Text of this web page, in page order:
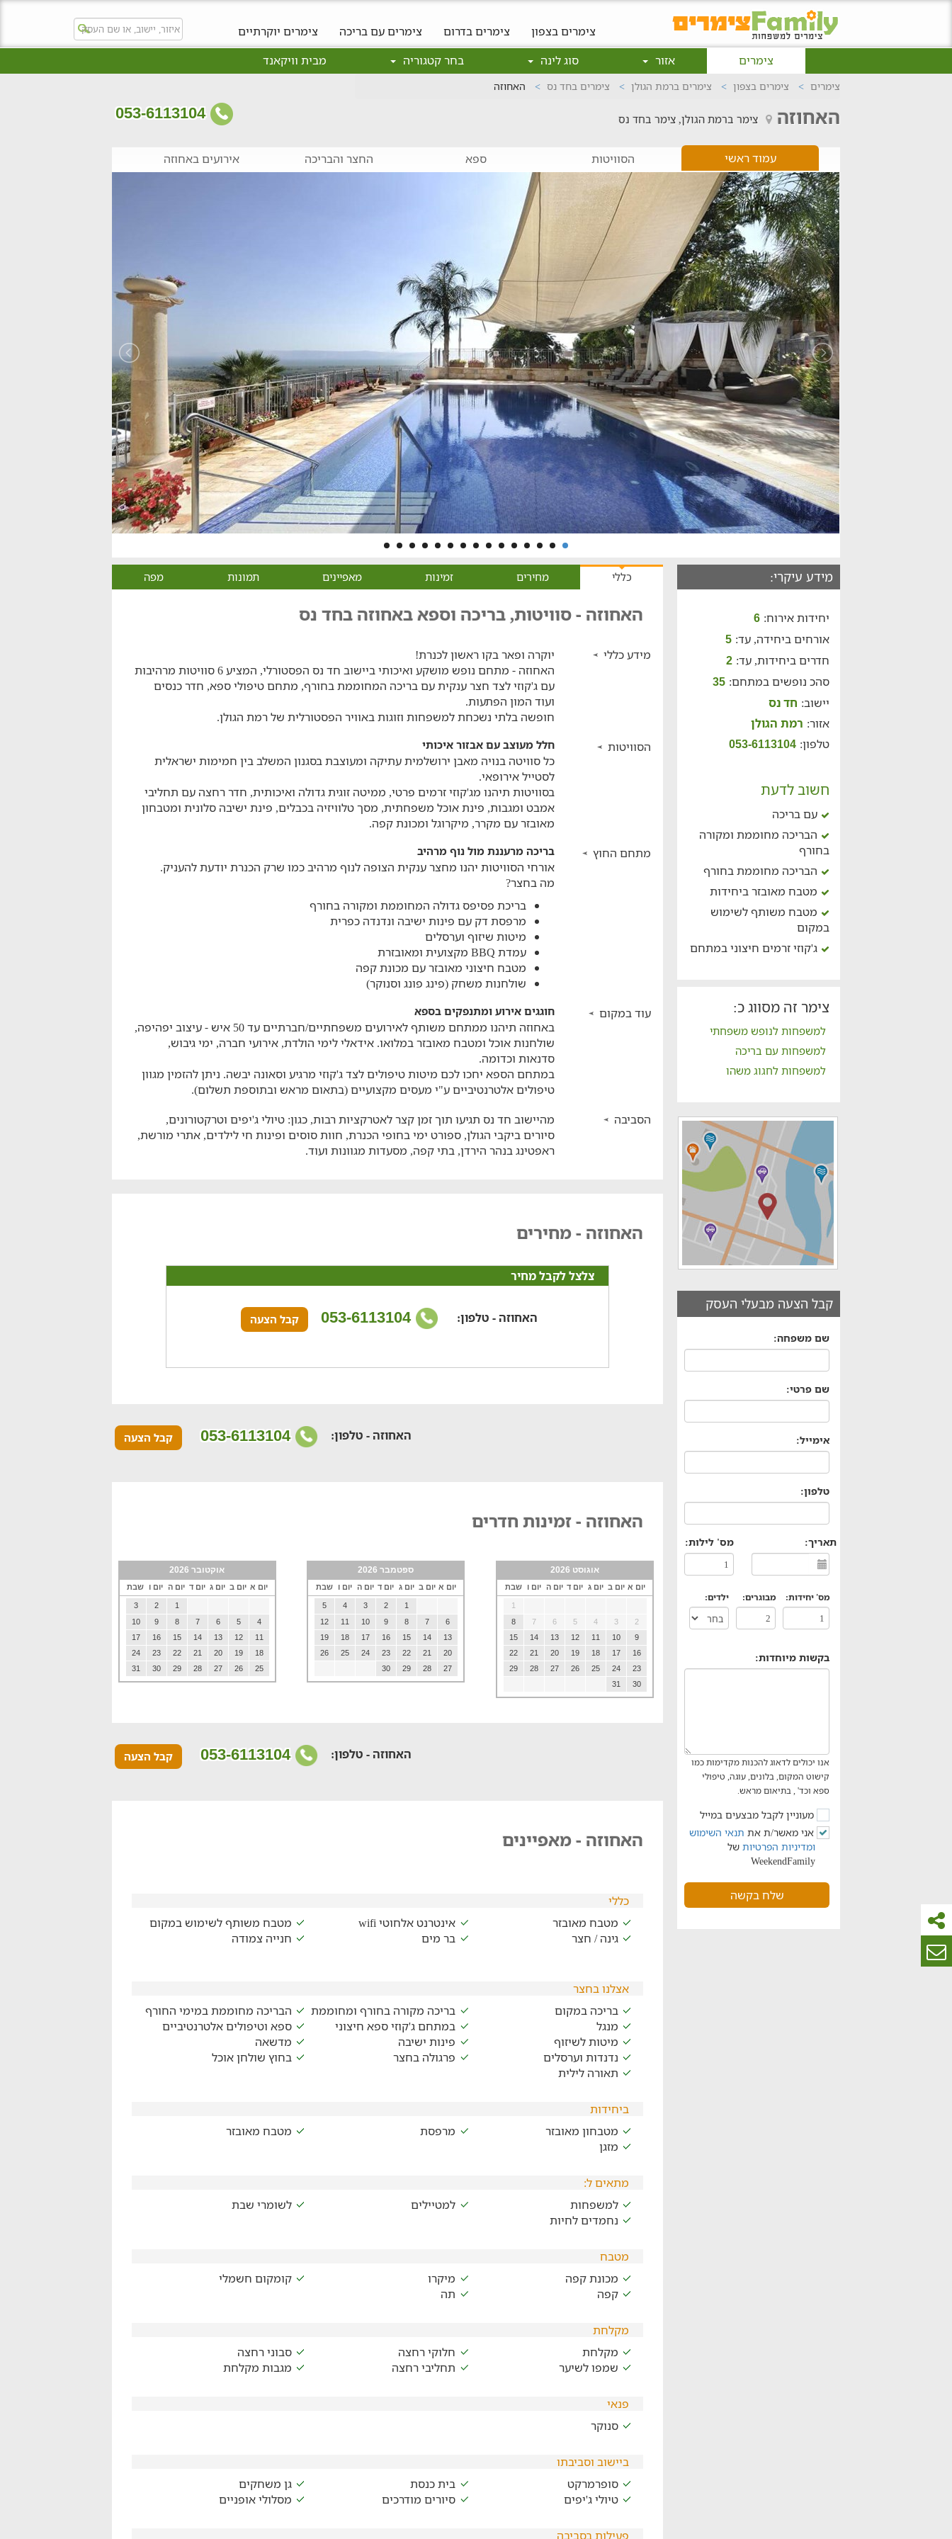
צימרים בצפון צימרים בדרום צימרים עם בריכה
צימרים יוקרתיים
צימרים
אזור סוג לינה בחר קטגוריה מבית וויקאנד
צימרים צימרים בצפון צימרים ברמת הגולן צימרים בחד נס האחוזה
האחוזה צימר ברמת הגולן, צימר בחד נס 053-6113104
עמוד ראשי הסוויטות ספא החצר והבריכה אירועים באחוזה
מידע עיקרי:
יחידות אירוח: 6
אורחים ביחידה, עד: 5
חדרים ביחידות, עד: 2
סהכ נופשים במתחם: 35
יישוב: חד נס
אזור: רמת הגולן
טלפון: 053-6113104
חשוב לדעת
עם בריכה
הבריכה מחוממת ומקורה
בחורף
הבריכה מחוממת בחורף
מטבח מאובזר ביחידות
מטבח משותף לשימוש
במקום
ג'קוזי זרמים חיצוני במתחם
צימר זה מסווג כ:
למשפחות לנופש משפחתי
למשפחות עם בריכה
למשפחות לחגוג משהו
קבל הצעה מבעלי העסק
שם משפחה:
שם פרטי:
אימייל:
טלפון:
תאריך: מס' לילות:
מס' יחידות: מבוגרים: ילדים:
בקשות מיוחדות:
אנו יכולים לדאוג להכנות מקדימות כמו
קישוט המקום, בלונים, עוגה, טיפולי
ספא וכד' , בתיאום מראש.
מעוניין לקבל מבצעים במייל
אני מאשר/ת את תנאי השימוש
ומדיניות הפרטיות של
WeekendFamily
שלח בקשה
כללי מחירים זמינות מאפיינים תמונות מפה
האחוזה - סוויטות, בריכה וספא באחוזה בחד נס
מידע כללי
יוקרה ופאר בקו ראשון לכנרת!
האחוזה - מתחם נופש מושקע ואיכותי ביישוב חד נס הפסטורלי, המציע 6 סוויטות מרהיבות
עם ג'קוזי לצד חצר ענקית עם בריכה המחוממת בחורף, מתחם טיפולי ספא, חדר כנסים
ועוד המון הפתעות.
חופשה בלתי נשכחת למשפחות וזוגות באוויר הפסטורלית של רמת הגולן.
הסוויטות
חלל מעוצב עם אבזור איכותי
כל סוויטה בנויה מאבן ירושלמית עתיקה ומעוצבת בסגנון המשלב בין חמימות ישראלית
לסטייל אירופאי.
בסוויטות תיהנו מג'קוזי זרמים פרטי, ממיטה זוגית גדולה ואיכותית, חדר רחצה עם תחליבי
אמבט ומגבות, פינת אוכל משפחתית, מסך טלוויזיה בכבלים, פינת ישיבה סלונית ומטבחון
מאובזר עם מקרר, מיקרוגל ומכונת קפה.
מתחם החוץ
בריכה מרעננת מול נוף מרהיב
אורחי הסוויטות יהנו מחצר ענקית הצופה לנוף מרהיב כמו שרק הכנרת יודעת להעניק.
מה בחצר?
בריכת פסיפס גדולה המחוממת ומקורה בחורף
מרפסת דק עם פינות ישיבה ונדנדה כפרית
מיטות שיזוף וערסלים
עמדת BBQ מקצועית ומאובזרת
מטבח חיצוני מאובזר עם מכונת קפה
שולחנות משחק (פינג פונג וסנוקר)
עוד במקום
חוגגים אירוע ומתנפקים בספא
באחוזה תיהנו ממתחם משותף לאירועים משפחתיים/חברתיים עד 50 איש - עיצוב יפהיפה,
שולחנות אוכל ומטבח מאובזר במלואו. אידאלי לימי הולדת, אירועי חברה, ימי גיבוש,
סדנאות וכדומה.
במתחם הספא יחכו לכם מיטות טיפולים לצד ג'קוזי מרגיע וסאונה יבשה. ניתן להזמין מגוון
טיפולים אלטרנטיביים ע"י מעסים מקצועיים (בתאום מראש ובתוספת תשלום).
הסביבה
מהיישוב חד נס תגיעו תוך זמן קצר לאטרקציות רבות, כגון: טיולי ג'יפים וטרקטורונים,
סיורים ביקבי הגולן, ספורט ימי בחופי הכנרת, חוות סוסים ופינות חי לילדים, אתרי מורשת,
ראפטינג בנהר הירדן, בתי קפה, מסעדות מגוונות ועוד.
האחוזה - מחירים
צלצל לקבל מחיר
קבל הצעה 053-6113104 האחוזה - טלפון:
קבל הצעה 053-6113104 האחוזה - טלפון:
האחוזה - זמינות חדרים
אוגוסט 2026
יום א יום ב יום ג יום ד יום ה יום ו שבת
1
2
3
4
5
6
7
8
9
10
11
12
13
14
15
16
17
18
19
20
21
22
23
24
25
26
27
28
29
30
31
ספטמבר 2026
יום א יום ב יום ג יום ד יום ה יום ו שבת
1
2
3
4
5
6
7
8
9
10
11
12
13
14
15
16
17
18
19
20
21
22
23
24
25
26
27
28
29
30
אוקטובר 2026
יום א יום ב יום ג יום ד יום ה יום ו שבת
1
2
3
4
5
6
7
8
9
10
11
12
13
14
15
16
17
18
19
20
21
22
23
24
25
26
27
28
29
30
31
קבל הצעה 053-6113104 האחוזה - טלפון:
האחוזה - מאפיינים
כללי
מטבח מאובזר
אינטרנט אלחוטי wifi
מטבח משותף לשימוש במקום
גינה / חצר
בר מים חנייה צמודה
אצלנו בחצר
בריכה במקום
בריכה מקורה בחורף ומחוממת
הבריכה מחוממת במימי החורף
מנגל
במתחם ג'קוזי ספא חיצוני
ספא וטיפולים אלטרנטיביים
מיטות לשיזוף
פינות ישיבה
מדשאה
נדנדות וערסלים
פרגולה בחצר
בחוץ שולחן אוכל
תאורה לילית
ביחידות
מטבחון מאובזר
מרפסת
מטבח מאובזר
מזגן
מתאים ל:
למשפחות
למטיילים
לשומרי שבת
נחמדים לחיות
מטבח
מכונת קפה
מיקרו
קומקום חשמלי
קפה
תה
מקלחת
מקלחת
חלוקי רחצה
סבוני רחצה
שמפו לשיער
תחליבי רחצה מגבות מקלחת
פנאי
סנוקר
ביישוב וסביבתו
סופרמרקט
בית כנסת
גן משחקים
טיולי ג'יפים
סיורים מודרכים מסלולי אופניים
פעילות בסביבה